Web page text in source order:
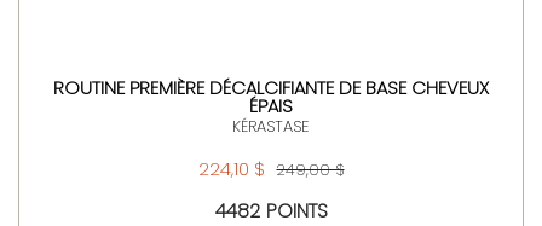
ROUTINE PREMIÈRE DÉCALCIFIANTE DE BASE CHEVEUX
ÉPAIS
KÉRASTASE
224,10 $ 249,00 $
4482 POINTS